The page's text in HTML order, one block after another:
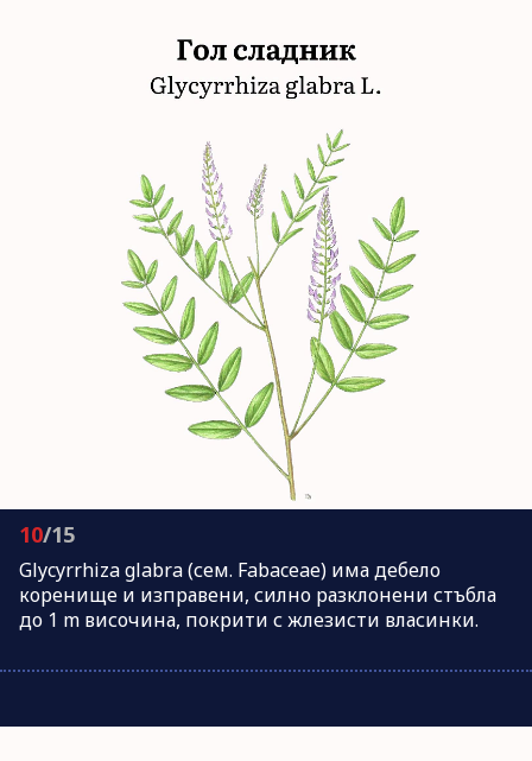
10/15
Glycyrrhiza glabra (сем. Fabaceae) има дебело
коренище и изправени, силно разклонени стъбла
до 1 m височина, покрити с жлезисти власинки.